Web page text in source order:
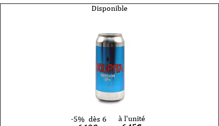
Garage
Disponible
-5% dès 6
à l'unité